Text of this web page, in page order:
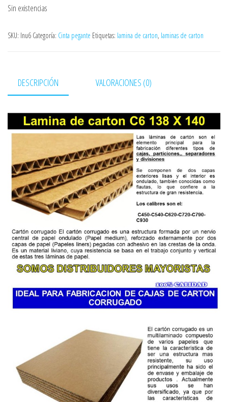
Sin existencias
SKU: lnu6 Categoría: Cinta pegante Etiquetas: lamina de carton, laminas de carton
DESCRIPCIÓN VALORACIONES (0)